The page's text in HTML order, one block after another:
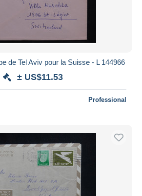
de Tel Aviv pour la Suisse - L 144966
± US$11.53
Professional